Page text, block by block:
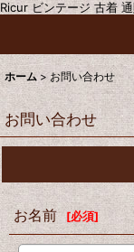
Ricur ビンテージ 古着 通
ホーム > お問い合わせ
お問い合わせ
お名前 [必須]